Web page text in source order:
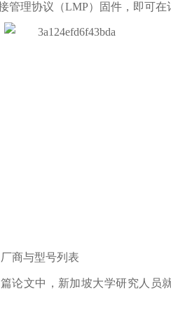
管理协议（LMP）固件，即可
商与型号列表
论文中，新加坡大学研究人员